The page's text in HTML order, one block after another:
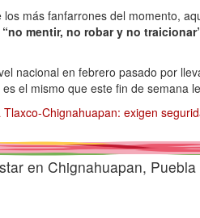
los más fanfarrones del momento,
“no mentir, no robar y no
nacional en febrero pasado por
el mismo que este fin de semana
Chignahuapan: exigen
en Chignahuapan, Puebla